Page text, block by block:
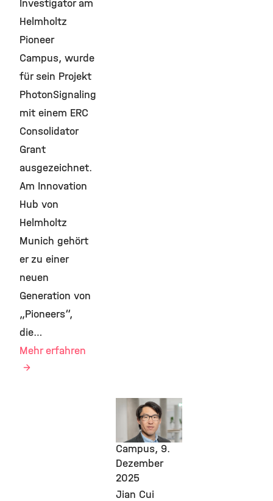
Awards &
Grants,
Pioneer
Campus, 9.
Dezember
2025
Jian Cui
Investigator am
Helmholtz
Pioneer
Campus, wurde
für sein Projekt
PhotonSignaling
mit einem ERC
Consolidator
Grant
ausgezeichnet.
Am Innovation
Hub von
Helmholtz
Munich gehört
er zu einer
neuen
Generation von
„Pioneers“,
die…
Mehr erfahren